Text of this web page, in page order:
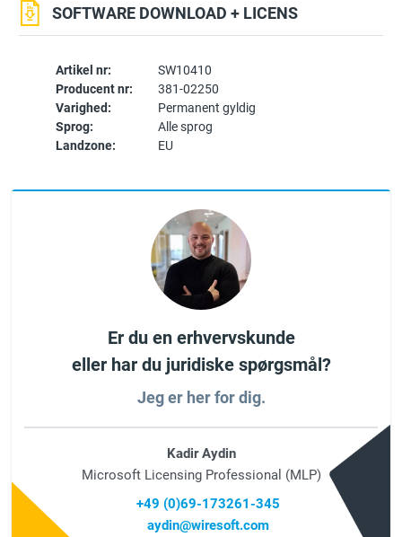
Artikel nr:
SW10410
Producent nr:
381-02250
Varighed:
Permanent gyldig
Sprog:
Alle sprog
Landzone:
EU
SOFTWARE DOWNLOAD + LICENS
Er du en erhvervskunde
eller har du juridiske spørgsmål?
Jeg er her for dig.
Kadir Aydin
Microsoft Licensing Professional (MLP)
+49 (0)69-173261-345
aydin@wiresoft.com